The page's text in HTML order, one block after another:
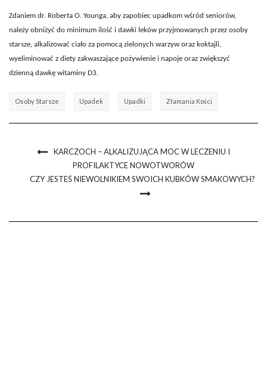
Zdaniem dr. Roberta O. Younga, aby zapobiec upadkom wśród seniorów,
należy obniżyć do minimum ilość i dawki leków przyjmowanych przez osoby
starsze, alkalizować ciało za pomocą zielonych warzyw oraz koktajli,
wyeliminować z diety zakwaszające pożywienie i napoje oraz zwiększyć
dzienną dawkę witaminy D3.
Osoby Starsze Upadek Upadki Złamania Kości
KARCZOCH – ALKALIZUJĄCA MOC W LECZENIU I
PROFILAKTYCE NOWOTWORÓW
CZY JESTEŚ NIEWOLNIKIEM SWOICH KUBKÓW SMAKOWYCH?